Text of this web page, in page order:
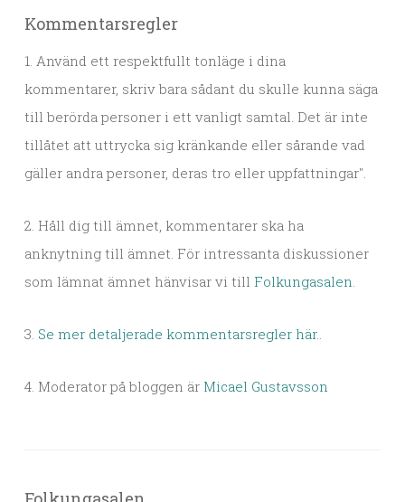
Kommentarsregler
1. Använd ett respektfullt tonläge i dina
kommentarer, skriv bara sådant du skulle kunna säga
till berörda personer i ett vanligt samtal. Det är inte
tillåtet att uttrycka sig kränkande eller sårande vad
gäller andra personer, deras tro eller uppfattningar".
2. Håll dig till ämnet, kommentarer ska ha
anknytning till ämnet. För intressanta diskussioner
som lämnat ämnet hänvisar vi till Folkungasalen.
3. Se mer detaljerade kommentarsregler här..
4. Moderator på bloggen är Micael Gustavsson